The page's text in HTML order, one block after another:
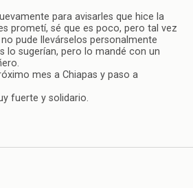
para avisarles que hice la
prometí, sé que es poco, pero tal vez
pude llevárselos personalmente
lo sugerían, pero lo mandé con un
mes a Chiapas y paso a
fuerte y solidario.